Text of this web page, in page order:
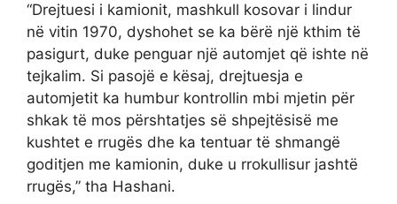
“Drejtuesi i kamionit, mashkull kosovar i lindur
në vitin 1970, dyshohet se ka bërë një kthim të
pasigurt, duke penguar një automjet që ishte në
tejkalim. Si pasojë e kësaj, drejtuesja e
automjetit ka humbur kontrollin mbi mjetin për
shkak të mos përshtatjes së shpejtësisë me
kushtet e rrugës dhe ka tentuar të shmangë
goditjen me kamionin, duke u rrokullisur jashtë
rrugës,” tha Hashani.